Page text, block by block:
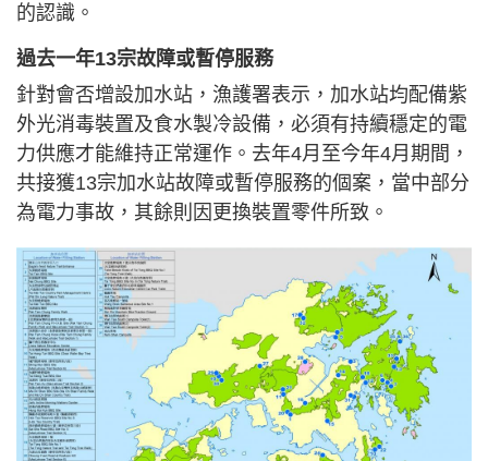
的認識。
過去一年13宗故障或暫停服務
針對會否增設加水站，漁護署表示，加水站均配備紫
外光消毒裝置及食水製冷設備，必須有持續穩定的電
力供應才能維持正常運作。去年4月至今年4月期間，
共接獲13宗加水站故障或暫停服務的個案，當中部分
為電力事故，其餘則因更換裝置零件所致。